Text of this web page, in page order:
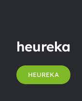
heureka
HEUREKA